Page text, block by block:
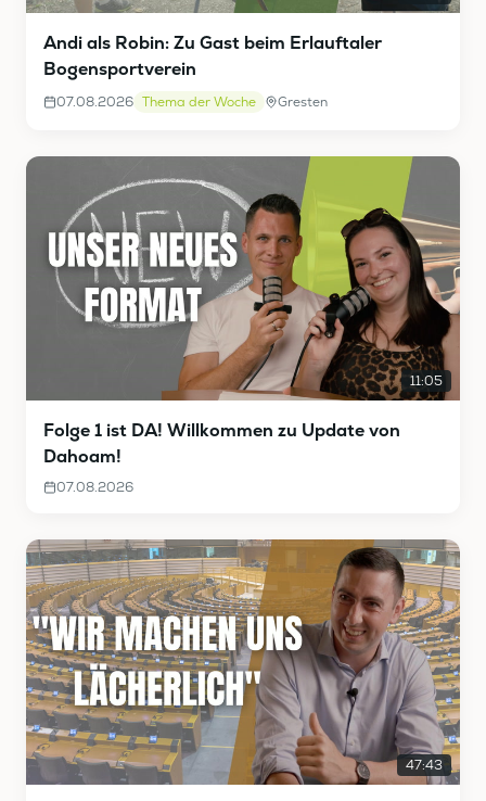
Andi als Robin: Zu Gast beim Erlauftaler
Bogensportverein
07.08.2026 Thema der Woche Gresten
11:05
Folge 1 ist DA! Willkommen zu Update von
Dahoam!
07.08.2026
47:43